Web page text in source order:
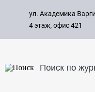
ул. Академика
4 этаж, офис 421